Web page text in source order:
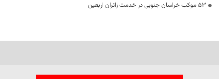
53 موکب خراسان جنوبی در خدمت زائران اربعین